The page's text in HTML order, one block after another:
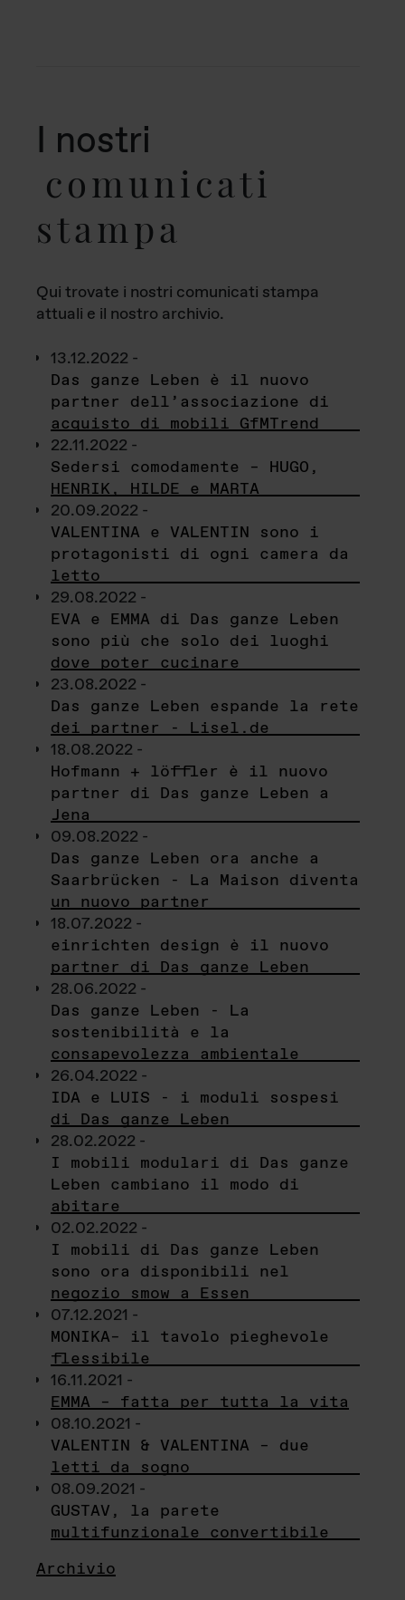
I nostri
comunicati
stampa
Qui trovate i nostri comunicati stampa
attuali e il nostro archivio.
13.12.2022 -
Das ganze Leben è il nuovo
partner dell’associazione di
acquisto di mobili GfMTrend
22.11.2022 -
Sedersi comodamente – HUGO,
HENRIK, HILDE e MARTA
20.09.2022 -
VALENTINA e VALENTIN sono i
protagonisti di ogni camera da
letto
29.08.2022 -
EVA e EMMA di Das ganze Leben
sono più che solo dei luoghi
dove poter cucinare
23.08.2022 -
Das ganze Leben espande la rete
dei partner - Lisel.de
18.08.2022 -
Hofmann + löffler è il nuovo
partner di Das ganze Leben a
Jena
09.08.2022 -
Das ganze Leben ora anche a
Saarbrücken - La Maison diventa
un nuovo partner
18.07.2022 -
einrichten design è il nuovo
partner di Das ganze Leben
28.06.2022 -
Das ganze Leben - La
sostenibilità e la
consapevolezza ambientale
26.04.2022 -
IDA e LUIS - i moduli sospesi
di Das ganze Leben
28.02.2022 -
I mobili modulari di Das ganze
Leben cambiano il modo di
abitare
02.02.2022 -
I mobili di Das ganze Leben
sono ora disponibili nel
negozio smow a Essen
07.12.2021 -
MONIKA– il tavolo pieghevole
flessibile
16.11.2021 -
EMMA – fatta per tutta la vita
08.10.2021 -
VALENTIN & VALENTINA – due
letti da sogno
08.09.2021 -
GUSTAV, la parete
multifunzionale convertibile
Archivio